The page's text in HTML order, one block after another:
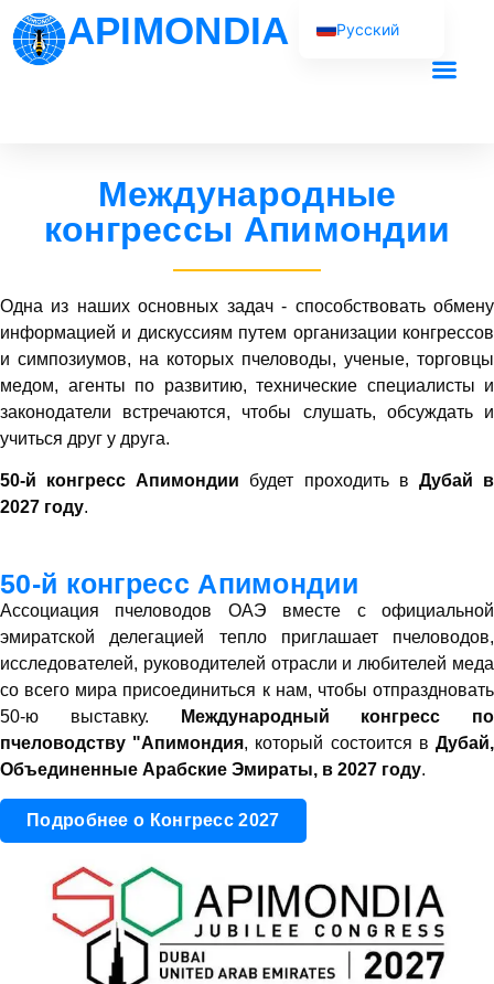
APIMONDIA
Международные
конгрессы Апимондии
Одна из наших основных задач - способствовать обмену
информацией и дискуссиям путем организации конгрессов
и симпозиумов, на которых пчеловоды, ученые, торговцы
медом, агенты по развитию, технические специалисты и
законодатели встречаются, чтобы слушать, обсуждать и
учиться друг у друга.
50-й конгресс Апимондии будет проходить в Дубай в
2027 году.
50-й конгресс Апимондии
Ассоциация пчеловодов ОАЭ вместе с официальной
эмиратской делегацией тепло приглашает пчеловодов,
исследователей, руководителей отрасли и любителей меда
со всего мира присоединиться к нам, чтобы отпраздновать
50-ю выставку.
Международный конгресс по
пчеловодству "Апимондия, который состоится вДубай,
Объединенные Арабские Эмираты, в 2027 году.
Подробнее о Конгресс 2027
Русский
العربية